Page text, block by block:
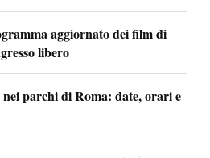
aggiornato dei film di
libero
parchi di Roma: date, orari e